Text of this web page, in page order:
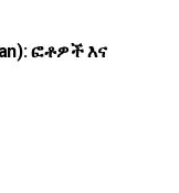
ፎቶዎች እና